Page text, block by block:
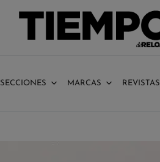
SECCIONES MARCAS REVISTAS